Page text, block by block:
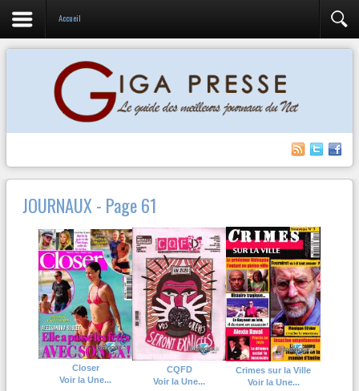
Accueil
JOURNAUX - Page 61
Closer
Voir la Une...
CQFD
Voir la Une...
Crimes sur la Ville
Voir la Une...